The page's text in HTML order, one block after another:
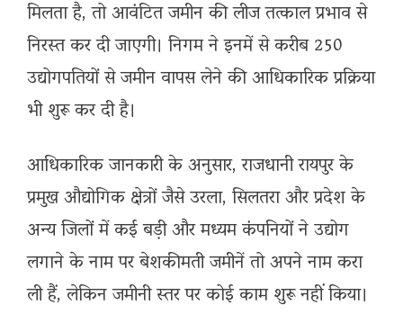
मिलता है, तो आवंटित जमीन की लीज तत्काल प्रभाव से
निरस्त कर दी जाएगी। निगम ने इनमें से करीब 250
उद्योगपतियों से जमीन वापस लेने की आधिकारिक प्रक्रिया
भी शुरू कर दी है।
आधिकारिक जानकारी के अनुसार, राजधानी रायपुर के
प्रमुख औद्योगिक क्षेत्रों जैसे उरला, सिलतरा और प्रदेश के
अन्य जिलों में कई बड़ी और मध्यम कंपनियों ने उद्योग
लगाने के नाम पर बेशकीमती जमीनें तो अपने नाम करा
ली हैं, लेकिन जमीनी स्तर पर कोई काम शुरू नहीं किया।